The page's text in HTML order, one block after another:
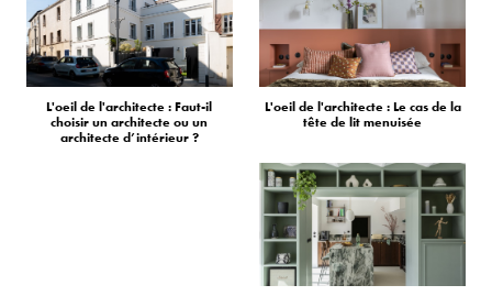
L'oeil de l'architecte : Faut-il
choisir un architecte ou un
architecte d’intérieur ?
L'oeil de l'architecte : Le cas de la
tête de lit menuisée